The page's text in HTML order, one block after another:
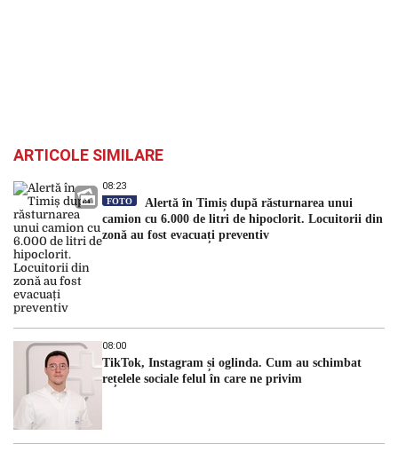
ARTICOLE SIMILARE
08:23
FOTO
Alertă în Timiș după răsturnarea unui
camion cu 6.000 de litri de hipoclorit. Locuitorii din
zonă au fost evacuați preventiv
08:00
TikTok, Instagram și oglinda. Cum au schimbat
rețelele sociale felul în care ne privim